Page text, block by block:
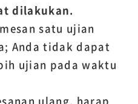
dilakukan.
satu ujian
Anda tidak dapat
ujian pada waktu
ulang, harap